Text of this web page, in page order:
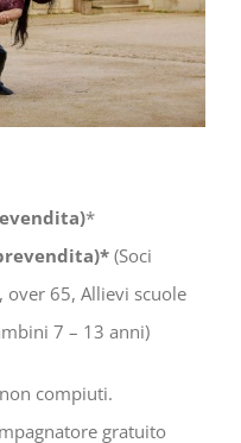
*
(Soci
over 65, Allievi scuole
7 – 13 anni)
compiuti.
gratuito